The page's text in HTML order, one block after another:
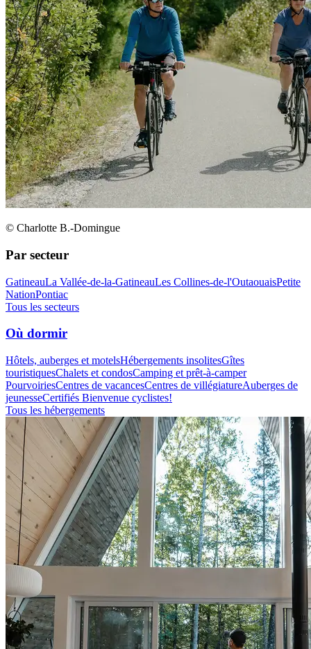
© Charlotte B.-Domingue
Par secteur
GatineauLa Vallée-de-la-GatineauLes Collines-de-l'OutaouaisPetite
NationPontiac
Tous les secteurs
Où dormir
Hôtels, auberges et motelsHébergements insolitesGîtes
touristiquesChalets et condosCamping et prêt-à-camper
PourvoiriesCentres de vacancesCentres de villégiatureAuberges de
jeunesseCertifiés Bienvenue cyclistes!
Tous les hébergements